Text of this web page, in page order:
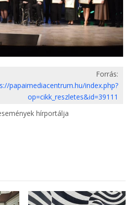
Forrás:
papaimediacentrum.hu/index.php?
op=cikk_reszletes&id=39111
hírportálja